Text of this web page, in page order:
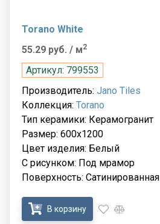
Torano White
55.29 руб. / м2
Артикул: 799553
Производитель: Jano Tiles
Коллекция: Torano
Тип керамики: Керамогранит
Размер: 600x1200
Цвет изделия: Белый
С рисунком: Под мрамор
Поверхность: Сатинированная
В корзину